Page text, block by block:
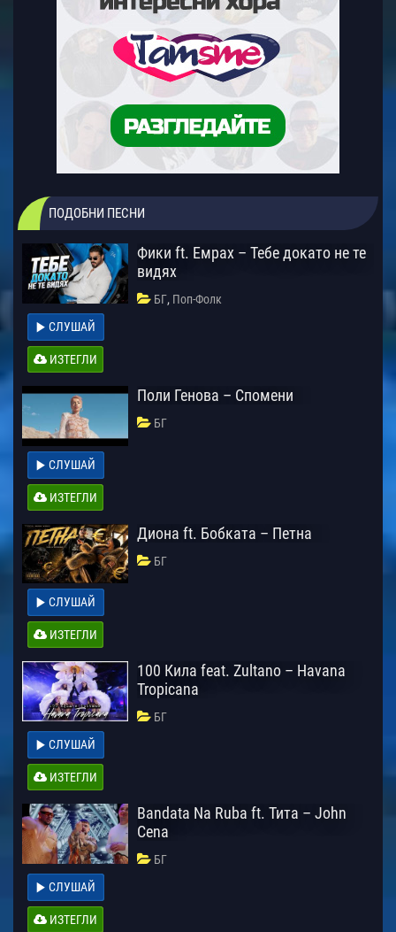
ПОДОБНИ ПЕСНИ
Фики ft. Емрах – Тебе докато не те
видях
БГ, Поп-Фолк
СЛУШАЙ
ИЗТЕГЛИ
Поли Генова – Спомени
БГ
СЛУШАЙ
ИЗТЕГЛИ
Диона ft. Бобката – Петна
БГ
СЛУШАЙ
ИЗТЕГЛИ
100 Кила feat. Zultano – Havana
Tropicana
БГ
СЛУШАЙ
ИЗТЕГЛИ
Bandata Na Ruba ft. Тита – John
Cena
БГ
СЛУШАЙ
ИЗТЕГЛИ